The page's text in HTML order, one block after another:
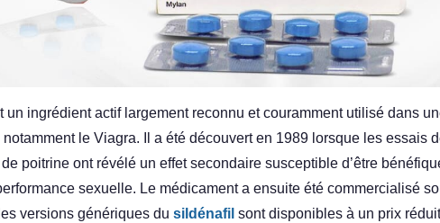
un ingrédient actif largement reconnu et couramment utilisé dans
le Viagra. Il a été découvert en 1989 lorsque les essais
poitrine ont révélé un effet secondaire susceptible d’être
sexuelle. Le médicament a ensuite été commercialisé
versions génériques du sildénafil sont disponibles à un prix